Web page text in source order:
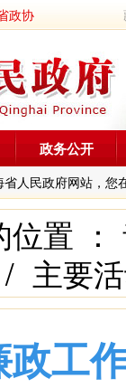
政协
人民政府网站，您
政务公开
置 ：
/ 主要
工